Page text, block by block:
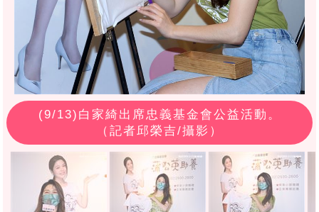
(9/13)白家綺出席忠義基金會公益活動。
（記者邱榮吉/攝影）